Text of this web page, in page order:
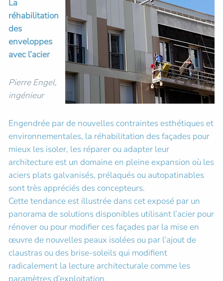
La
réhabilitation
des
enveloppes
avec l’acier
Pierre Engel,
ingénieur
Engendrée par de nouvelles contraintes esthétiques et
environnementales, la réhabilitation des façades pour
mieux les isoler, les réparer ou adapter leur
architecture est un domaine en pleine expansion où les
aciers plats galvanisés, prélaqués ou autopatinables
sont très appréciés des concepteurs.
Cette tendance est illustrée dans cet exposé par un
panorama de solutions disponibles utilisant l’acier pour
rénover ou pour modifier ces façades par la mise en
œuvre de nouvelles peaux isolées ou par l’ajout de
claustras ou des brise-soleils qui modifient
radicalement la lecture architecturale comme les